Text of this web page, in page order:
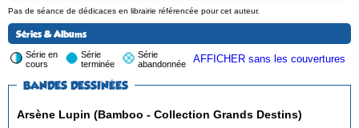
Pas de séance de dédicaces en librairie référencée pour cet auteur.
Séries & Albums
Série en
cours
Série
terminée
Série
abandonnée
AFFICHER sans les couvertures
BANDES DESSINÉES
Arsène Lupin (Bamboo - Collection Grands Destins)